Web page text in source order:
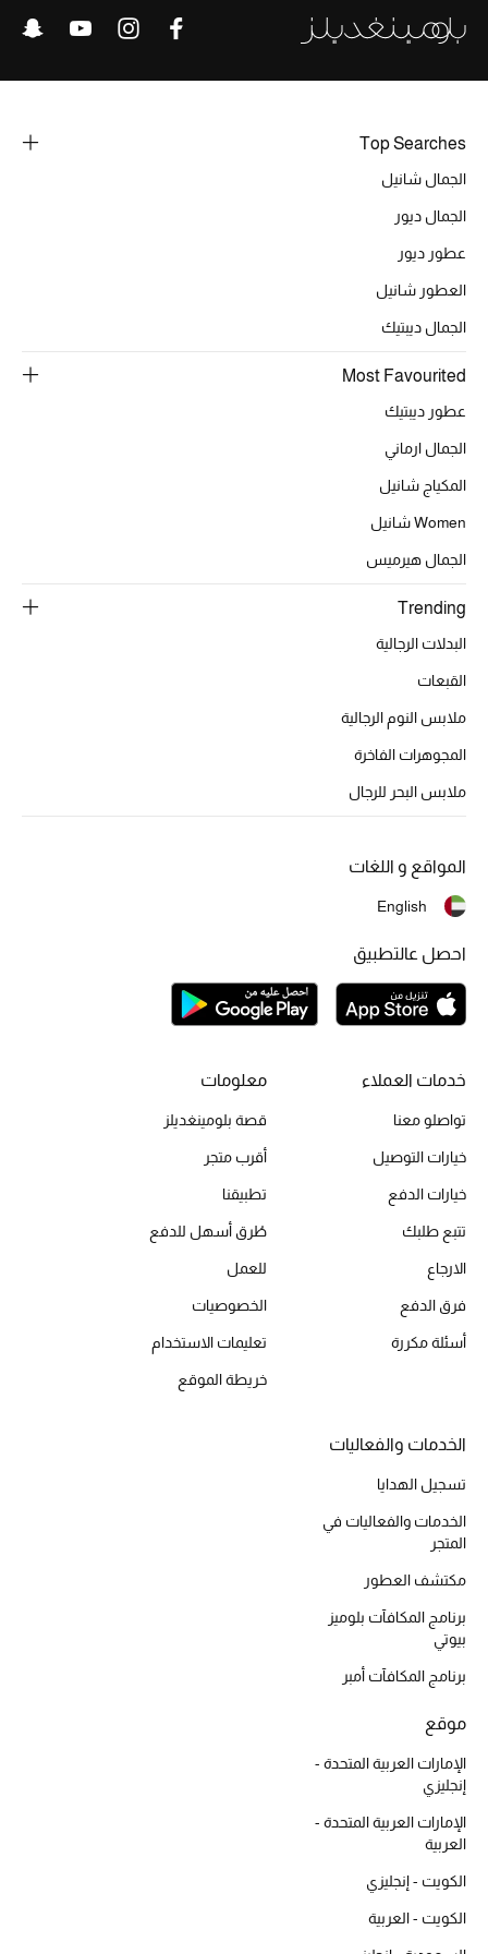
خصومات
ما وصلنا حديثاً
ركن أناقة المنتجعات
جميع إصدارتنا النسائية
تشكيلة المناسبات للنساء
الملابس الرياضية النسائية
تشكيلة الأعراس
حقائب وأحذية متطابقة
هدايا للنساء
ركن الفخامة
جميع الأحذية النسائية
جميع الإكسسورات النسائية
موضة نسائية
الموسم الجديد
الحقائب النسائية
دليل ملتزمات الحقائب
حقائب رجالية
تسوقوا الحقائب
الموسم الجديد
أحذية النسائية
تشكيلة الأحذية
الأحذية الرجالية
أحذية للأطفال
أبرز المصممين
Top Searches
الجمال شانيل
الجمال ديور
عطور ديور
العطور شانيل
الجمال ديبتيك
Most Favourited
عطور ديبتيك
الجمال ارماني
المكياج شانيل
Women شانيل
الجمال هيرميس
Trending
البدلات الرجالية
القبعات
ملابس النوم الرجالية
المجوهرات الفاخرة
ملابس البحر للرجال
خدمات العملاء
تواصلو معنا
خيارات التوصيل
خيارات الدفع
تتبع طلبك
الارجاع
فرق الدفع
أسئلة مكررة
معلومات
قصة بلومينغديلز
أقرب متجر
تطبيقنا
طُرق أسهل للدفع
للعمل
الخصوصيات
تعليمات الاستخدام
خريطة الموقع
الخدمات والفعاليات
تسجيل الهدايا
الخدمات والفعاليات في
المتجر
مكتشف العطور
برنامج المكافآت بلوميز
بيوتي
برنامج المكافآت أمبر
موقع
الإمارات العربية المتحدة -
إنجليزي
الإمارات العربية المتحدة -
العربية
الكويت - إنجليزي
الكويت - العربية
المواقع و اللغات
English
احصل عالتطبيق